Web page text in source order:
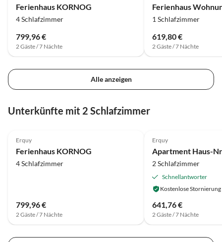
Ferienhaus KORNOG
4 Schlafzimmer
799,96 €
2 Gäste / 7 Nächte
1 Schlafzimmer
619,80 €
2 Gäste / 7 Nächte
Alle anzeigen
Unterkünfte mit 2 Schlafzimmer
Erquy
Ferienhaus KORNOG
4 Schlafzimmer
799,96 €
2 Gäste / 7 Nächte
Erquy
Apartment Haus-
2 Schlafzimmer
Schnellantworter
Kostenlose Stornierung
641,76 €
2 Gäste / 7 Nächte